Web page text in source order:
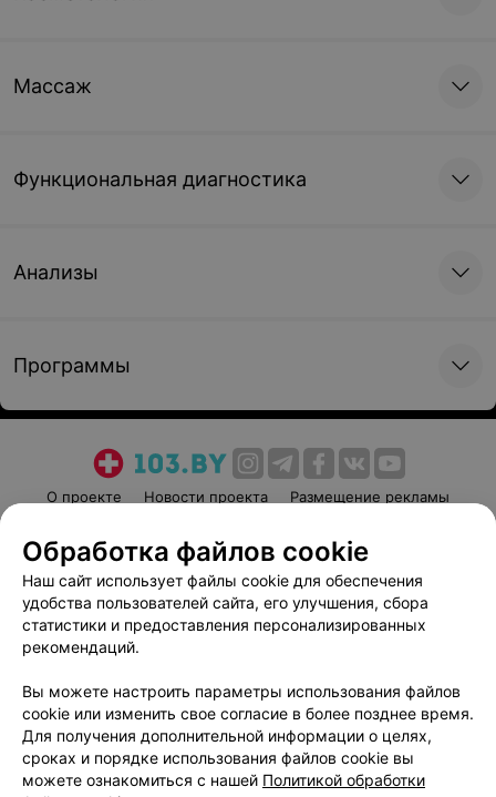
Массаж
Функциональная диагностика
Анализы
Программы
О проекте Новости проекта
Размещение рекламы
Пользовательское соглашение
Способы оплаты
Вакансии
Партнеры
Написать руководителю 103.by
Обработка персональных данных
Обработка файлов cookie
Наш сайт использует файлы cookie для обеспечения
удобства пользователей сайта, его улучшения, сбора
статистики и предоставления персонализированных
рекомендаций.
Вы можете настроить параметры использования файлов
cookie или изменить свое согласие в более позднее время.
Для получения дополнительной информации о целях,
сроках и порядке использования файлов cookie вы
можете ознакомиться с нашей Политикой обработки